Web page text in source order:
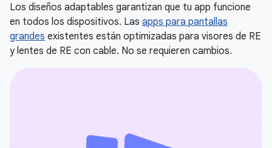
Los diseños adaptables garantizan que tu app funcione
en todos los dispositivos. Las apps para pantallas
grandes existentes están optimizadas para visores de RE
y lentes de RE con cable. No se requieren cambios.